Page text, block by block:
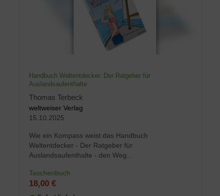
Handbuch Weltentdecker. Der Ratgeber für
Auslandsaufenthalte
Thomas Terbeck
weltweiser Verlag
15.10.2025
Wie ein Kompass weist das Handbuch
Weltentdecker - Der Ratgeber für
Auslandsaufenthalte - den Weg...
Taschenbuch
18,00 €